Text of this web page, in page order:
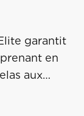
garantit
en
aux
dessous.